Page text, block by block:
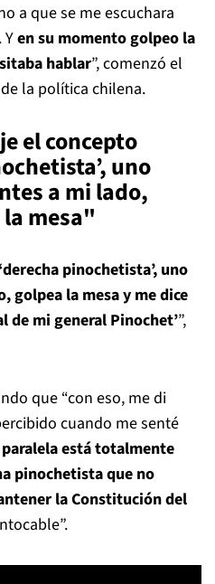
a que se me escuchara
en su momento golpeo la
hablar”, comenzó el
la política chilena.
el concepto
uno
a mi lado,
mesa"
pinochetista’, uno
golpea la mesa y me dice
de mi general Pinochet’”,
que “con eso, me di
cuando me senté
paralela está totalmente
pinochetista que no
la Constitución del